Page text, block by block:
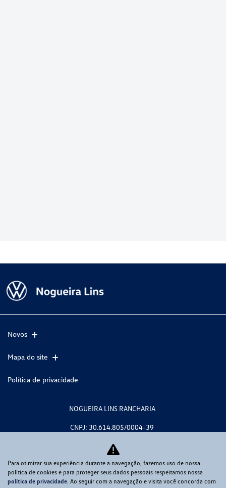
Novos
Mapa do site
Política de privacidade
NOGUEIRA LINS RANCHARIA
CNPJ: 30.614.805/0004-39
No trânsito, enxergar o outro salva
Para otimizar sua experiência durante a navegação, fazemos uso de nossa
política de cookies e para proteger seus dados pessoais respeitamos nossa
política de privacidade. Ao seguir com a navegação e visita você concorda com